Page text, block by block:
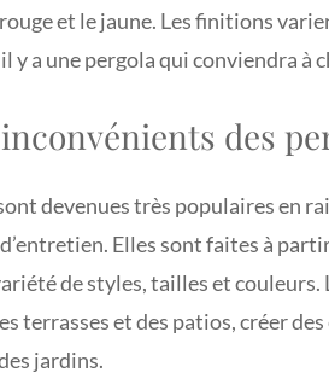
et le jaune. Les finitions
y a une pergola qui conviendra à
des
devenues très populaires en
Elles sont faites à
de styles, tailles et couleurs.
terrasses et des patios, créer
jardins.